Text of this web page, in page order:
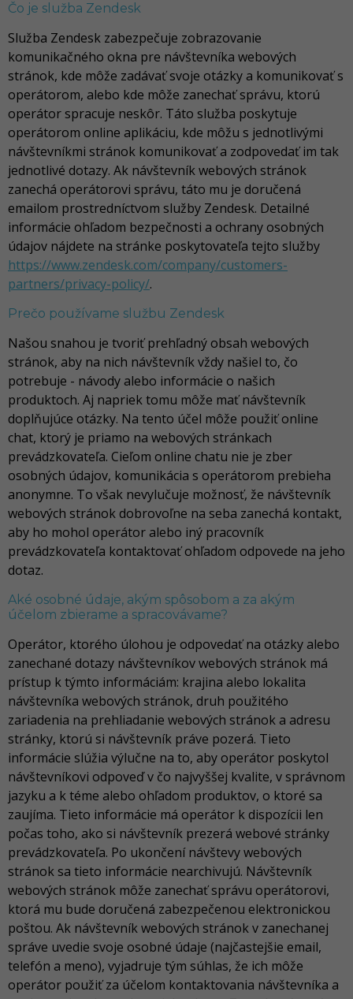
Čo je služba Zendesk
Služba Zendesk zabezpečuje zobrazovanie
komunikačného okna pre návštevníka webových
stránok, kde môže zadávať svoje otázky a komunikovať s
operátorom, alebo kde môže zanechať správu, ktorú
operátor spracuje neskôr. Táto služba poskytuje
operátorom online aplikáciu, kde môžu s jednotlivými
návštevníkmi stránok komunikovať a zodpovedať im tak
jednotlivé dotazy. Ak návštevník webových stránok
zanechá operátorovi správu, táto mu je doručená
emailom prostredníctvom služby Zendesk. Detailné
informácie ohľadom bezpečnosti a ochrany osobných
údajov nájdete na stránke poskytovateľa tejto služby
https://www.zendesk.com/company/customers-
partners/privacy-policy/.
Prečo používame službu Zendesk
Našou snahou je tvoriť prehľadný obsah webových
stránok, aby na nich návštevník vždy našiel to, čo
potrebuje - návody alebo informácie o našich
produktoch. Aj napriek tomu môže mať návštevník
doplňujúce otázky. Na tento účel môže použiť online
chat, ktorý je priamo na webových stránkach
prevádzkovateľa. Cieľom online chatu nie je zber
osobných údajov, komunikácia s operátorom prebieha
anonymne. To však nevylučuje možnosť, že návštevník
webových stránok dobrovoľne na seba zanechá kontakt,
aby ho mohol operátor alebo iný pracovník
prevádzkovateľa kontaktovať ohľadom odpovede na jeho
dotaz.
Aké osobné údaje, akým spôsobom a za akým
účelom zbierame a spracovávame?
Operátor, ktorého úlohou je odpovedať na otázky alebo
zanechané dotazy návštevníkov webových stránok má
prístup k týmto informáciám: krajina alebo lokalita
návštevníka webových stránok, druh použitého
zariadenia na prehliadanie webových stránok a adresu
stránky, ktorú si návštevník práve pozerá. Tieto
informácie slúžia výlučne na to, aby operátor poskytol
návštevníkovi odpoveď v čo najvyššej kvalite, v správnom
jazyku a k téme alebo ohľadom produktov, o ktoré sa
zaujíma. Tieto informácie má operátor k dispozícii len
počas toho, ako si návštevník prezerá webové stránky
prevádzkovateľa. Po ukončení návštevy webových
stránok sa tieto informácie nearchivujú. Návštevník
webových stránok môže zanechať správu operátorovi,
ktorá mu bude doručená zabezpečenou elektronickou
poštou. Ak návštevník webových stránok v zanechanej
správe uvedie svoje osobné údaje (najčastejšie email,
telefón a meno), vyjadruje tým súhlas, že ich môže
operátor použiť za účelom kontaktovania návštevníka a